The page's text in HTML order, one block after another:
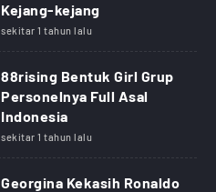
Kejang-kejang
sekitar 1 tahun lalu
88rising Bentuk Girl Grup
Personelnya Full Asal
Indonesia
sekitar 1 tahun lalu
Georgina Kekasih Ronaldo